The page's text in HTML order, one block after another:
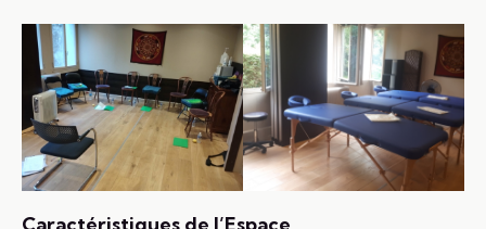
Caractéristiques de l’Espace